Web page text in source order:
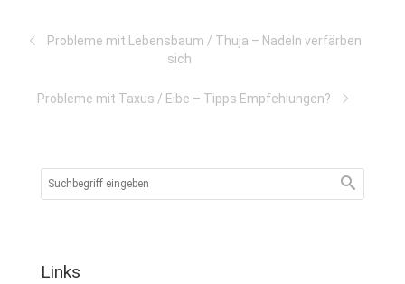
Probleme mit Lebensbaum / Thuja – Nadeln verfärben
sich
Probleme mit Taxus / Eibe – Tipps Empfehlungen?
Links